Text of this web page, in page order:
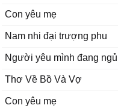
Con yêu mẹ
Nam nhi đại trượng phu
Người yêu mình đang ngủ
Thơ Về Bồ Và Vợ
Con yêu mẹ